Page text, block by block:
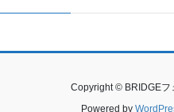
Copyright © BRIDGEフ
Powered by